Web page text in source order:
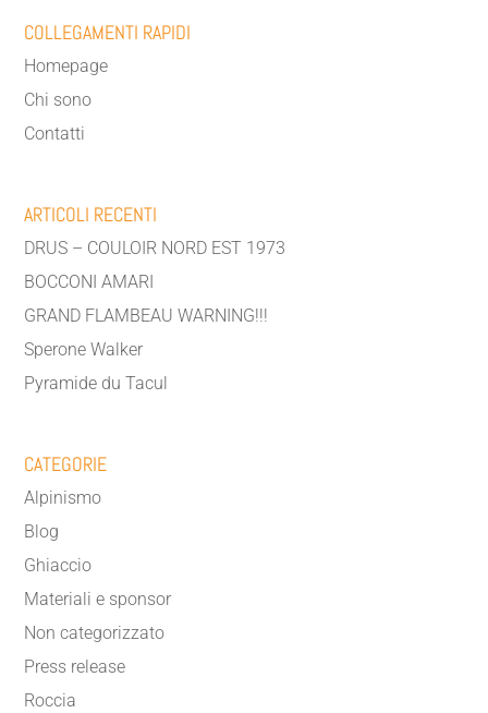
COLLEGAMENTI RAPIDI
Homepage
Chi sono
Contatti
ARTICOLI RECENTI
DRUS – COULOIR NORD EST 1973
BOCCONI AMARI
GRAND FLAMBEAU WARNING!!!
Sperone Walker
Pyramide du Tacul
CATEGORIE
Alpinismo
Blog
Ghiaccio
Materiali e sponsor
Non categorizzato
Press release
Roccia